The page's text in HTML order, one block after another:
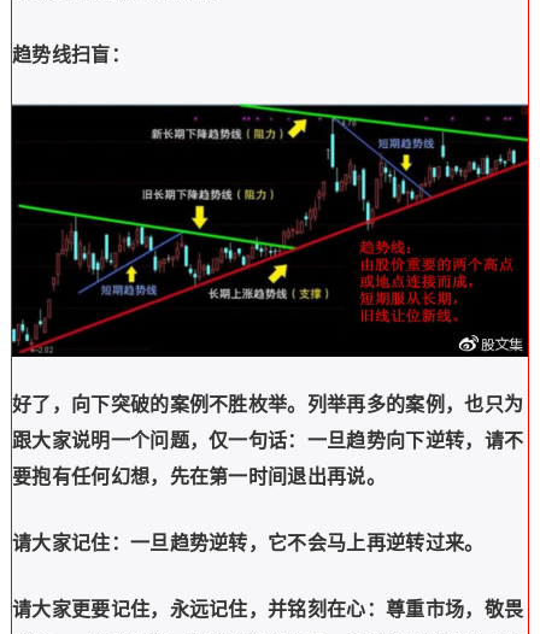
趋势线扫盲：
好了，向下突破的案例不胜枚举。列举再多的案例，也只为
跟大家说明一个问题，仅一句话：一旦趋势向下逆转，请不
要抱有任何幻想，先在第一时间退出再说。
请大家记住：一旦趋势逆转，它不会马上再逆转过来。
请大家更要记住，永远记住，并铭刻在心：尊重市场，敬畏